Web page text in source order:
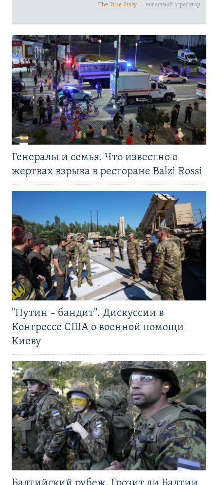
Генералы и семья. Что известно о
жертвах взрыва в ресторане Balzi Rossi
"Путин – бандит". Дискуссии в
Конгрессе США о военной помощи
Киеву